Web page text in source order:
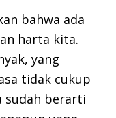
bahwa ada
harta kita.
yang
tidak cukup
sudah berarti